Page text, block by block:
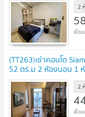
2
(TT263)เช่าคอนโด
52 ตร.ม 2 ห้องนอน 1
BTS เอกมัย เกจเวย์เอกมัย
2